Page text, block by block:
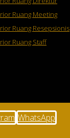
Ruang Meeting
Ruang Resepsionis
Ruang Staff
WhatsApp